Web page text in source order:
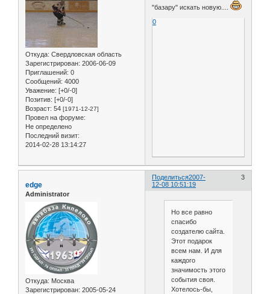
Откуда: Свердловская область
Зарегистрирован: 2006-06-09
Приглашений: 0
Сообщений: 4000
Уважение: [+0/-0]
Позитив: [+0/-0]
Возраст: 54 [1971-12-27]
Провел на форуме:
Не определено
Последний визит:
2014-02-28 13:14:27
"базару" искать новую....
0
Поделиться 3
2007-
12-08 10:51:19
edge
Administrator
Откуда: Москва
Зарегистрирован: 2005-05-24
Но все равно
спасибо
создателю сайта.
Этот подарок
всем нам. И для
каждого
значимость этого
события своя.
Хотелось-бы,